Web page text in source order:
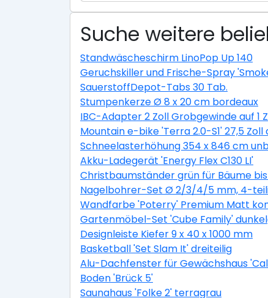
Suche weitere
Standwäscheschirm LinoPop Up 140
Geruchskiller und Frische-Spray
SauerstoffDepot-Tabs 30 Tab.
Stumpenkerze Ø 8 x 20 cm bordeaux
IBC-Adapter 2 Zoll Grobgewinde auf 1
Mountain e-bike 'Terra 2.0-S1' 27,5
Schneelasterhöhung 354 x 846 cm
Akku-Ladegerät 'Energy Flex C130 LI'
Christbaumständer grün für Bäume bis
Nagelbohrer-Set Ø 2/3/4/5 mm, 4-
Wandfarbe 'Poterry' Premium Matt
Gartenmöbel-Set 'Cube Family'
Designleiste Kiefer 9 x 40 x 1000 mm
Basketball 'Set Slam It' dreiteilig
Alu-Dachfenster für Gewächshaus
Boden 'Brück 5'
Saunahaus 'Folke 2' terragrau